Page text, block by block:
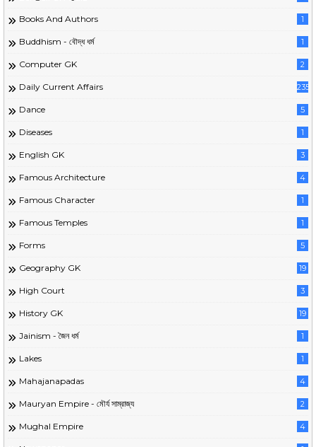
Books And Authors 1
Buddhism - বৌদ্ধ ধর্ম 1
Computer GK 2
Daily Current Affairs 235
Dance 5
Diseases 1
English GK 3
Famous Architecture 4
Famous Character 1
Famous Temples 1
Forms 5
Geography GK 19
High Court 3
History GK 19
Jainism - জৈন ধর্ম 1
Lakes 1
Mahajanapadas 4
Mauryan Empire - মৌর্য সাম্রাজ্য 2
Mughal Empire 4